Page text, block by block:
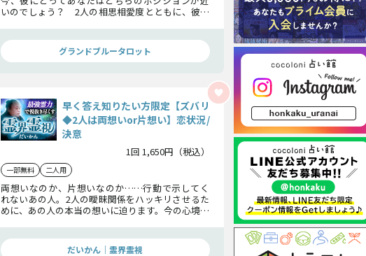
いのでしょう？ 2人の相思相愛度とともに、彼の
グランドブルータロット
早く答え知りたい方限定【ズバリ
◆2人は両想いor片想い】恋状況/
決意
1回 1,650円（税込）
一部無料 二人用
両想いなのか、片想いなのか……行動で示してく
れないあの人。2人の曖昧関係をハッキリさせるた
めに、あの人の本当の想いに迫ります。今の心境、
だいかん｜霊界霊視